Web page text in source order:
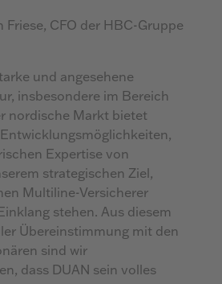
Friese, CFO der HBC-Gruppe
und angesehene
insbesondere im Bereich
nordische Markt bietet
Expertise von
strategischen Ziel,
Multiline-Versicherer
stehen. Aus diesem
Übereinstimmung mit den
sind wir
dass DUAN sein volles